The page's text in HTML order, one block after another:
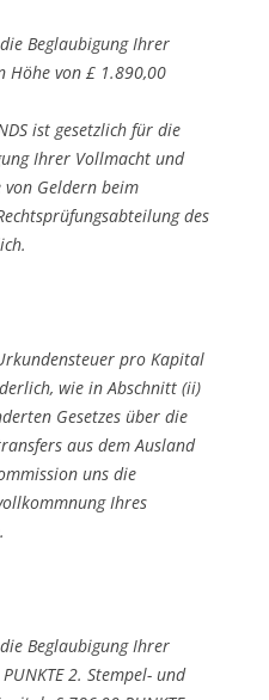
Beglaubigung Ihrer
Höhe von £ 1.890,00
ist gesetzlich für die
Ihrer Vollmacht und
Geldern beim
des
pro Kapital
wie in Abschnitt (ii)
Gesetzes über die
aus dem Ausland
uns die
Ihres
Beglaubigung Ihrer
2. Stempel- und